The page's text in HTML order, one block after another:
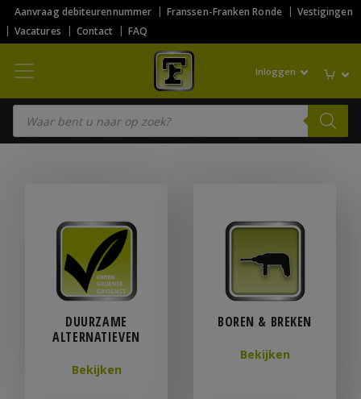
Aanvraag debiteurennummer Franssen-Franken Ronde
Vestigingen
Vacatures
Contact FAQ
Inloggen
Producten zoeken
DUURZAME
ALTERNATIEVEN
Bekijken
BOREN & BREKEN
Bekijken